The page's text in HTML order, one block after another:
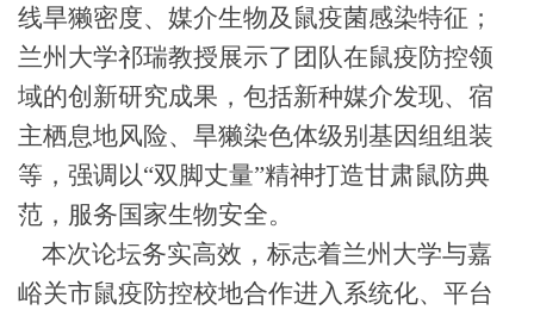
线旱獭密度、媒介生物及鼠疫菌感染特征；
兰州大学祁瑞教授展示了团队在鼠疫防控领
域的创新研究成果，包括新种媒介发现、宿
主栖息地风险、旱獭染色体级别基因组组装
等，强调以“双脚丈量”精神打造甘肃鼠防典
范，服务国家生物安全。
本次论坛务实高效，标志着兰州大学与嘉
峪关市鼠疫防控校地合作进入系统化、平台